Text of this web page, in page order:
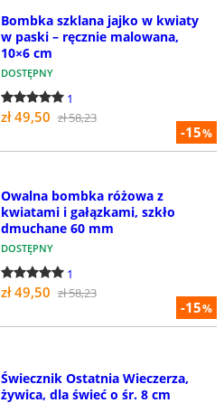
-15%
Bombka szklana jajko w kwiaty
w paski – ręcznie malowana,
10×6 cm
DOSTĘPNY
1
zł 49,50 zł 58,23
-15%
Owalna bombka różowa z
kwiatami i gałązkami, szkło
dmuchane 60 mm
DOSTĘPNY
1
zł 49,50 zł 58,23
Świecznik Ostatnia Wieczerza,
żywica, dla świeć o śr. 8 cm